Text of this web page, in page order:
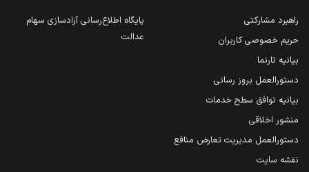
راهبرد مشارکتی
حریم خصوصی کاربران
بیانیه تارنما
دستورالعمل بروز رسانی
بیانیه توافق سطح خدمات
منشور اخلاقی
دستورالعمل مدیریت تعارض منافع
نقشه سایت
پایگاه اطلاع‌رسانی آزادسازی سهام
عدالت